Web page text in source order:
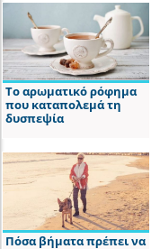
Το αρωματικό ρόφημα
που καταπολεμά τη
δυσπεψία
Πόσα βήματα πρέπει να